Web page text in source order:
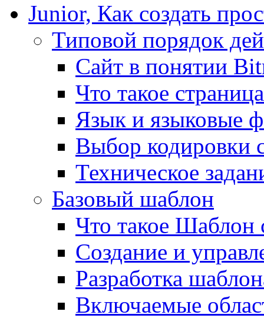
Junior, Как создать
Типовой порядок
Сайт в понятии
Что такое страница
Язык и языковые
Выбор кодировки
Техническое
Базовый шаблон
Что такое Шаблон
Создание и
Разработка
Включаемые